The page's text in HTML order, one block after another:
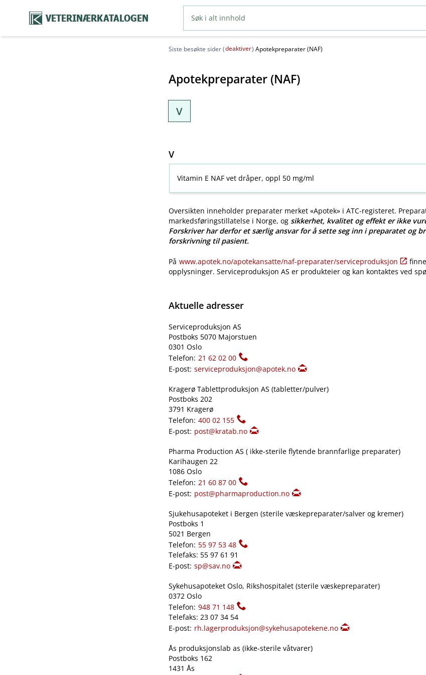
VETERINÆRKATALOGEN
Siste besøkte sider (deaktiver) Apotekpreparater (NAF)
Apotekpreparater (NAF)
V
V
Vitamin E NAF vet dråper, oppl 50 mg/ml
Oversikten inneholder preparater merket «Apotek» i ATC-registeret.
markedsføringstillatelse i Norge, ogsikkerhet, kvalitet og effekt er ikke
Forskriver har derfor et særlig ansvar for å sette seg inn i preparatet og
forskrivning til pasient.
På www.apotek.no​/​apotekansatte​/​naf-preparater​/​serviceproduksjon
opplysninger. Serviceproduksjon AS er produkteier og kan kontaktes ved
Aktuelle adresser
Serviceproduksjon AS
Postboks 5070 Majorstuen
0301 Oslo
Telefon: 21 62 02 00
E-post: serviceproduksjon@apotek.no
Kragerø Tablettproduksjon AS (tabletter​/​pulver)
Postboks 202
3791 Kragerø
Telefon: 400 02 155
E-post: post@kratab.no
Pharma Production AS ( ikke-sterile flytende brannfarlige preparater)
Karihaugen 22
1086 Oslo
Telefon: 21 60 87 00
E-post: post@pharmaproduction.no
Sjukehusapoteket i Bergen (sterile væskepreparater​/​salver og kremer)
Postboks 1
5021 Bergen
Telefon: 55 97 53 48
Telefaks: 55 97 61 91
E-post: sp@sav.no
Sykehusapoteket Oslo, Rikshospitalet (sterile væskepreparater)
0372 Oslo
Telefon: 948 71 148
Telefaks: 23 07 34 54
E-post: rh.lagerproduksjon@sykehusapotekene.no
Ås produksjonslab as (ikke-sterile våtvarer)
Postboks 162
1431 Ås